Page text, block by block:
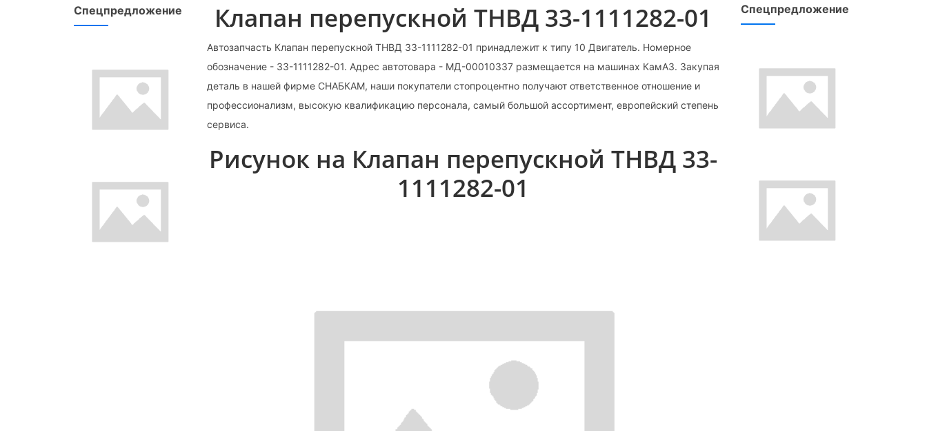
Спецпредложение Клапан перепускной ТНВД 33-1111282-01
Автозапчасть Клапан перепускной ТНВД 33-1111282-01 принадлежит к типу 10 Двигатель. Номерное
обозначение - 33-1111282-01. Адрес автотовара - МД-00010337 размещается на машинах КамАЗ. Закупая
деталь в нашей фирме СНАБКАМ, наши покупатели стопроцентно получают ответственное отношение и
профессионализм, высокую квалификацию персонала, самый большой ассортимент, европейский степень
сервиса.
Рисунок на Клапан перепускной ТНВД 33-
1111282-01
Спецпредложение